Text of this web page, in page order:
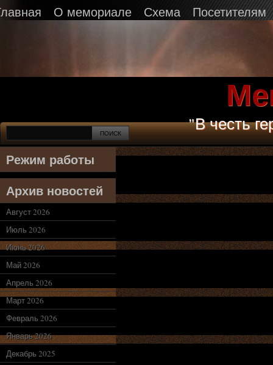
О мемориале Схема Посетителям
"В честь
Режим работы
Архив новостей
Август 2026
Июль 2026
Июнь 2026
Май 2026
Апрель 2026
Март 2026
Февраль 2026
Январь 2026
Декабрь 2025